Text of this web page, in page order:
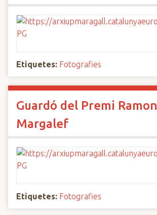
Etiquetes: Fotografies
Guardó del Premi Ramon
Margalef
Etiquetes: Fotografies